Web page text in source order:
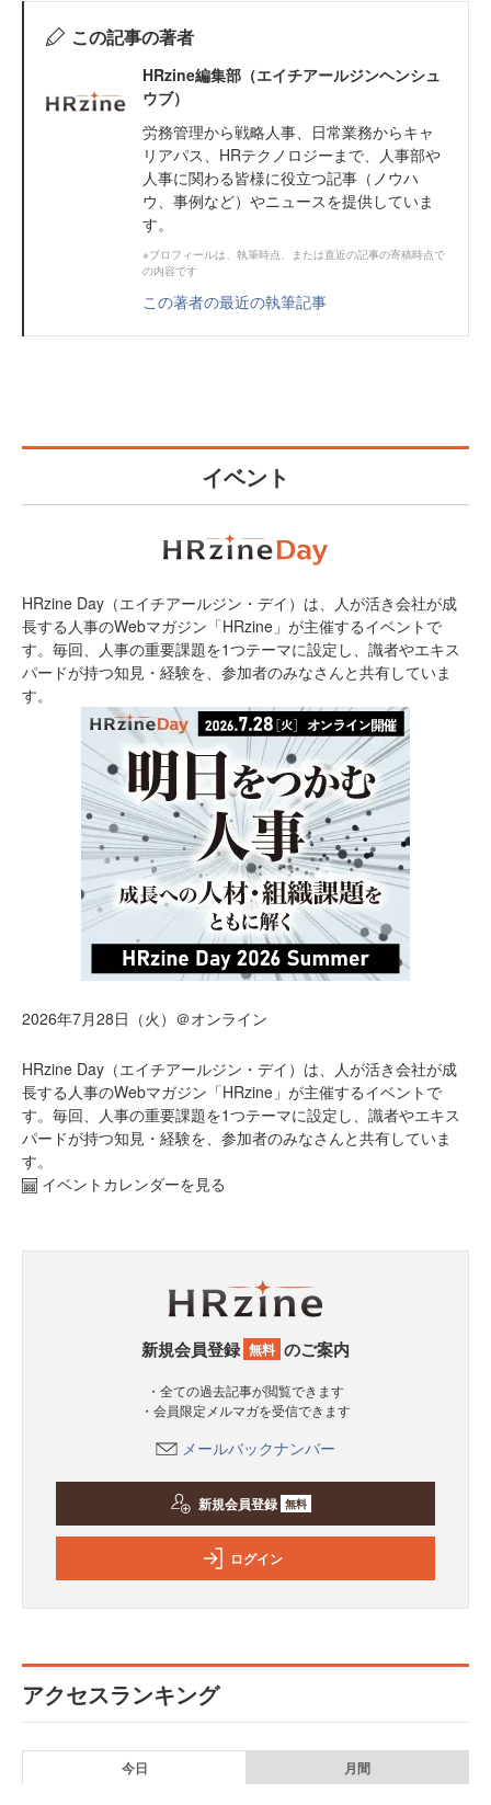
この記事の著者
HRzine編集部（エイチアールジンヘンシュ
ウブ）
労務管理から戦略人事、日常業務からキャ
リアパス、HRテクノロジーまで、人事部や
人事に関わる皆様に役立つ記事（ノウハ
ウ、事例など）やニュースを提供していま
す。
※プロフィールは、執筆時点、または直近の記事の寄稿時点で
の内容です
この著者の最近の執筆記事
イベント
HRzine Day（エイチアールジン・デイ）は、人が活き会社が成
長する人事のWebマガジン「HRzine」が主催するイベントで
す。毎回、人事の重要課題を1つテーマに設定し、識者やエキス
パードが持つ知見・経験を、参加者のみなさんと共有していま
す。
2026年7月28日（火）＠オンライン
HRzine Day（エイチアールジン・デイ）は、人が活き会社が成
長する人事のWebマガジン「HRzine」が主催するイベントで
す。毎回、人事の重要課題を1つテーマに設定し、識者やエキス
パードが持つ知見・経験を、参加者のみなさんと共有していま
す。
イベントカレンダーを見る
新規会員登録 無料 のご案内
・全ての過去記事が閲覧できます
・会員限定メルマガを受信できます
メールバックナンバー
新規会員登録 無料
ログイン
アクセスランキング
今日 月間